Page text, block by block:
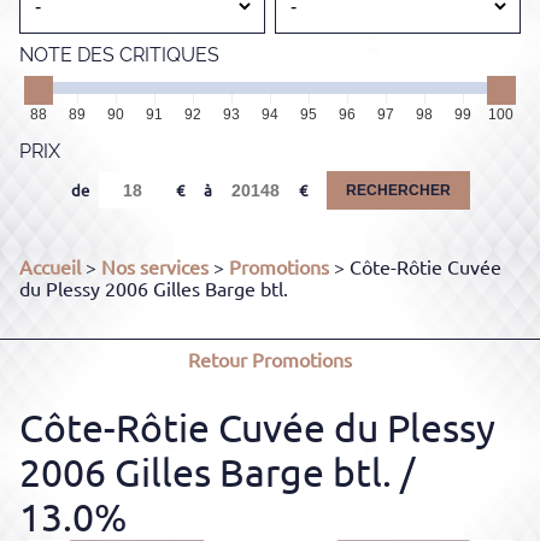
NOTE DES CRITIQUES
88 89 90 91 92 93 94 95 96 97 98 99 100
PRIX
de à RECHERCHER
Accueil> Nos services > Promotions > Côte-Rôtie Cuvée
du Plessy 2006 Gilles Barge btl.
RetourPromotions
Côte-Rôtie Cuvée du Plessy
2006 Gilles Barge btl. /
13.0%